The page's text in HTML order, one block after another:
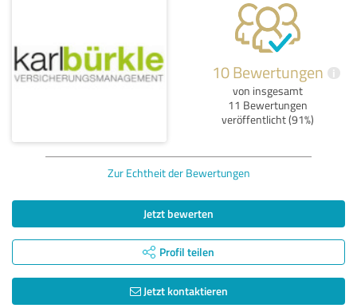
10 Bewertungen i
von insgesamt
11 Bewertungen
veröffentlicht (91%)
Zur Echtheit der Bewertungen
Jetzt bewerten
Profil teilen
Jetzt kontaktieren